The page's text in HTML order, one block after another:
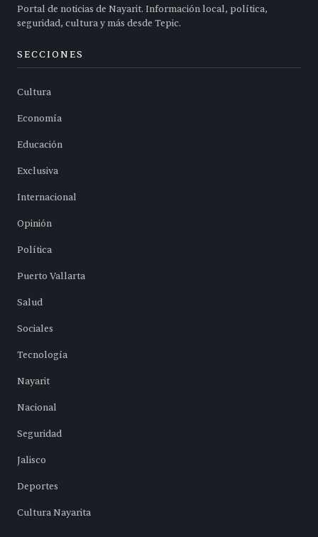
Portal de noticias de Nayarit. Información local, política,
seguridad, cultura y más desde Tepic.
SECCIONES
Cultura
Economía
Educación
Exclusiva
Internacional
Opinión
Política
Puerto Vallarta
Salud
Sociales
Tecnología
Nayarit
Nacional
Seguridad
Jalisco
Deportes
Cultura Nayarita